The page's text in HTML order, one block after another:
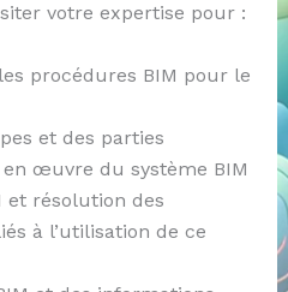
votre expertise pour :
procédures BIM pour le
et des parties
œuvre du système BIM
et résolution des
à l’utilisation de ce